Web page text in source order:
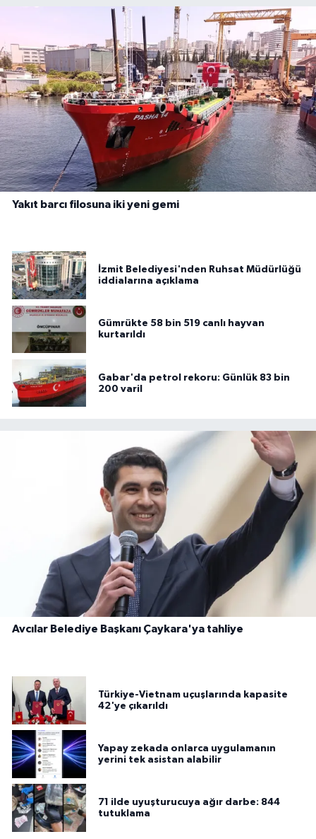
Yakıt barcı filosuna iki yeni gemi
İzmit Belediyesi'nden Ruhsat Müdürlüğü
iddialarına açıklama
Gümrükte 58 bin 519 canlı hayvan
kurtarıldı
Gabar'da petrol rekoru: Günlük 83 bin
200 varil
Avcılar Belediye Başkanı Çaykara'ya tahliye
Türkiye-Vietnam uçuşlarında kapasite
42'ye çıkarıldı
Yapay zekada onlarca uygulamanın
yerini tek asistan alabilir
71 ilde uyuşturucuya ağır darbe: 844
tutuklama